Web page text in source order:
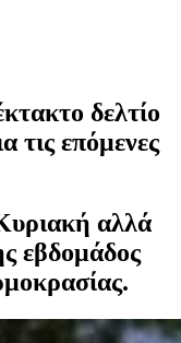
δελτίο
τις επόμενες
αλλά
εβδομάδος